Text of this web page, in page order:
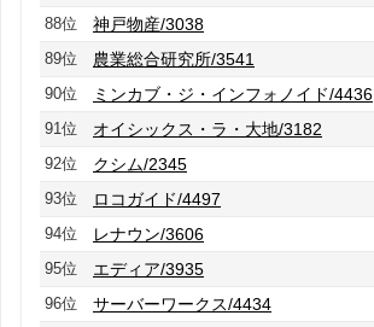
88位
神戸物産/3038
89位
農業総合研究所/3541
90位
ミンカブ・ジ・インフォノイド/4436
91位
オイシックス・ラ・大地/3182
92位
クシム/2345
93位
ロコガイド/4497
94位
レナウン/3606
95位
エディア/3935
96位
サーバーワークス/4434